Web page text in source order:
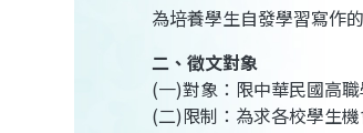
為培養學生自發學習寫作
二、徵文對象
(一)對象：限中華民國高職
(二)限制：為求各校學生